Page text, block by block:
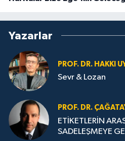
Yazarlar
PROF. DR. HAKKI
Sevr & Lozan
PROF. DR.
ETİKETLERİN
SADELEŞMEYE